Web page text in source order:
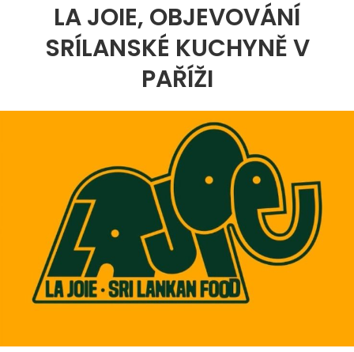
LA JOIE, OBJEVOVÁNÍ
SRÍLANSKÉ KUCHYNĚ V
PAŘÍŽI